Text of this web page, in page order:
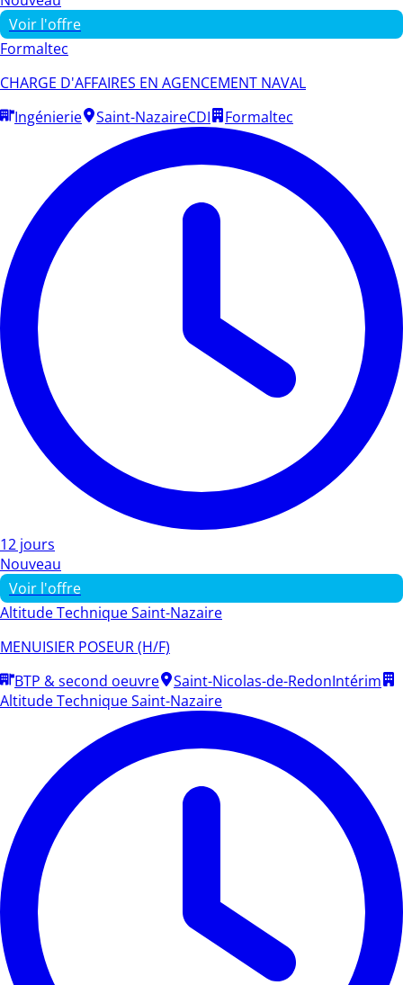
Voir l'offre
Formaltec
CHARGE D'AFFAIRES EN AGENCEMENT NAVAL
Ingénierie
Saint-NazaireCDI Formaltec
12 jours
Nouveau
Voir l'offre
Altitude Technique Saint-Nazaire
MENUISIER POSEUR (H/F)
BTP & second oeuvre
Saint-Nicolas-de-RedonIntérim
Altitude Technique Saint-Nazaire